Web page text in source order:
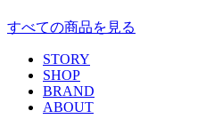
すべての商品を見る
STORY
SHOP
BRAND
ABOUT